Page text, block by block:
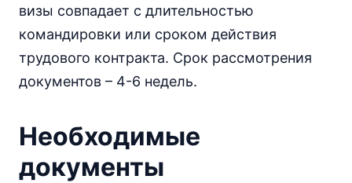
визы совпадает с длительностью
командировки или сроком действия
трудового контракта. Срок рассмотрения
документов – 4-6 недель.
Необходимые
документы